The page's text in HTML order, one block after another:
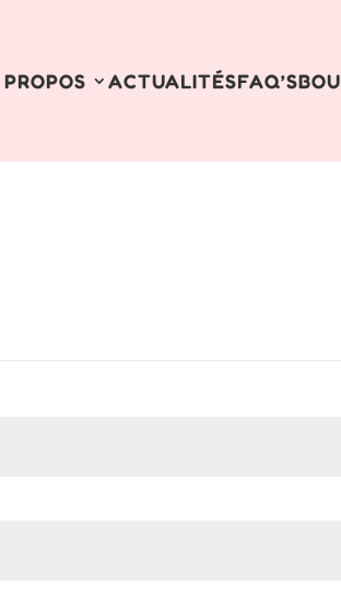
ACTUALITÉSFAQ’S